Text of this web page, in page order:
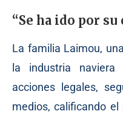
“Se ha ido por su
La familia Laimou,
la industria naviera
acciones legales,
medios, calificando el